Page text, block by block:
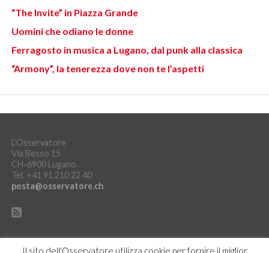
“The Invite” in Piazza Grande
Uomini che odiano le donne
Ferragosto in musica a Lugano, dal punk alla classica
“Armony”, la tenerezza dove non te l’aspetti
L'Osservatore
Via Besso 15
CH-6900 Lugano
Tel. +41 91 210 22 40
posta@osservatore.ch
Il sito dell'Osservatore utilizza cookie per fornire il miglior